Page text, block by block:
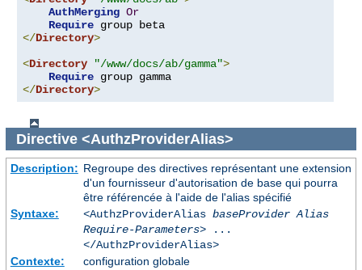
AuthMerging Or
Require
</Directory>
<Directory "/www/docs/ab/gamma">
Require
</Directory>
Directive <AuthzProviderAlias>
Description: Regroupe des directives représentant une extension
d'un fournisseur d'autorisation de base qui pourra
être référencée à l'aide de l'alias spécifié
Syntaxe:
<AuthzProviderAlias baseProvider Alias
Require-Parameters> ...
</AuthzProviderAlias>
Contexte:
configuration globale